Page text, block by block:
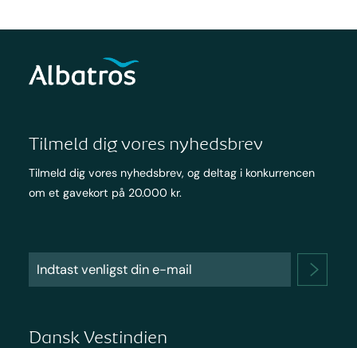
Tilmeld dig vores nyhedsbrev
Tilmeld dig vores nyhedsbrev, og deltag i konkurrencen
om et gavekort på 20.000 kr.
Dansk Vestindien